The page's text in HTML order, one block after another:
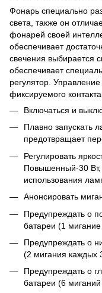
Фонарь специально
света, также он
фонарей своей
обеспечивает
свечения выбирается
обеспечивает
регулятор.
фиксируемого
Включаться и
Плавно запускать
предотвращает
Регулировать
Повышенный-30
использования
Анонсировать
Предупреждать о
батареи (1
Предупреждать о
(2 мигания каждых
Предупреждать о
батареи (6